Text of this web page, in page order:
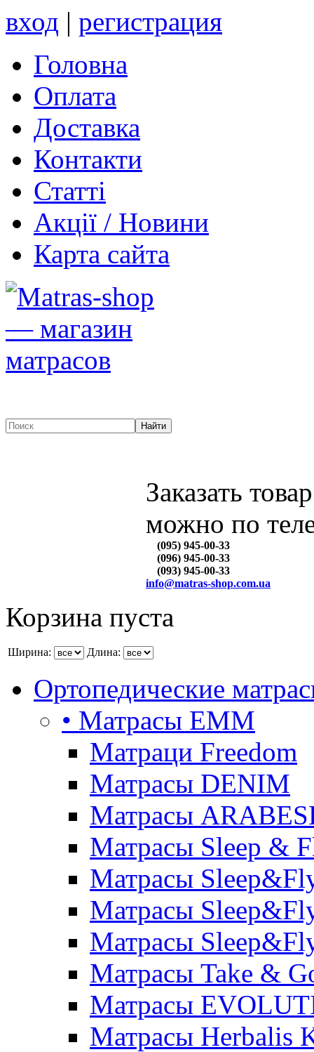
вход | регистрация
Головна
Оплата
Доставка
Контакти
Статті
Акції / Новини
Карта сайта
Заказать товар
можно по
(095) 945-00-33
(096) 945-00-33
(093) 945-00-33
info@matras-shop.com.ua
Корзина пуста
Ширина: Длина:
Ортопедические
• Матрасы ЕММ
Матраци Freedom
Матрасы DENIM
Матрасы
Матрасы Sleep &
Матрасы
Матрасы
Матрасы
Матрасы Take &
Матрасы
Матрасы Herbalis